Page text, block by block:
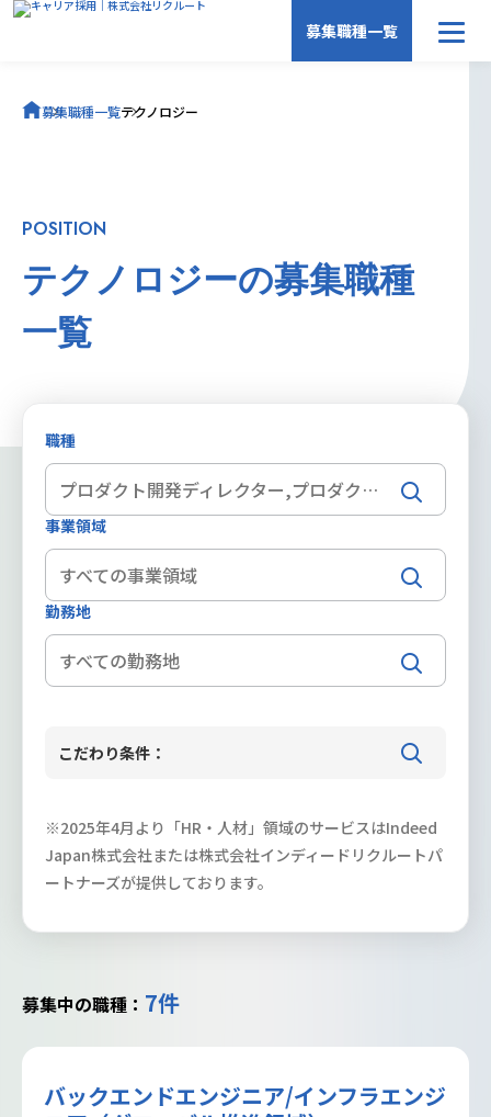
募集職種一覧
募集職種一覧
キャリア採用トップ
募集職種一覧テクノロジー
POSITION
テクノロジーの募集職種
一覧
職種
プロダクト開発ディレクター,プロダクト開発エンジニア,社内ICT・DX推進,データ,セキュリティ
事業領域
勤務地
こだわり条件：
※2025年4月より「HR・人材」領域のサービスはIndeed
Japan株式会社または株式会社インディードリクルートパ
ートナーズが提供しております。
募集中の職種： 7件
バックエンドエンジニア/インフラエンジ